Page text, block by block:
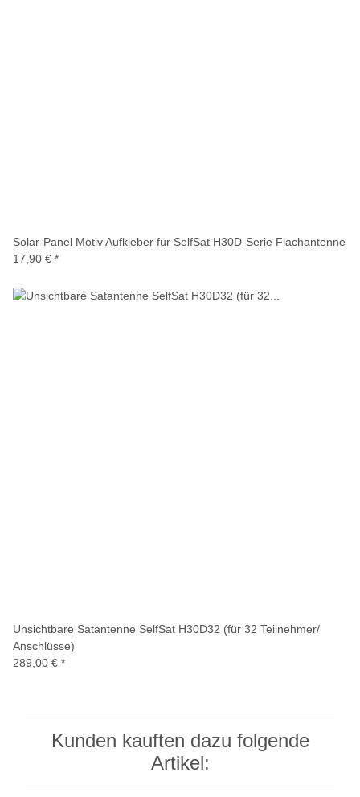
Solar-Panel Motiv Aufkleber für SelfSat H30D-Serie Flachantenne
17,90 € *
Unsichtbare Satantenne SelfSat H30D32 (für 32 Teilnehmer/
Anschlüsse)
289,00 € *
Kunden kauften dazu folgende
Artikel: